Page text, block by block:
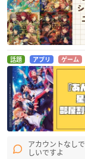
話題 アプリ ゲーム
アカウントなし
しいですよ